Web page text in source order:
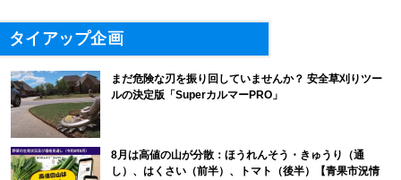
タイアップ企画
まだ危険な刃を振り回していませんか？ 安全草刈りツー
ルの決定版「SuperカルマーPRO」
8月は高値の山が分散：ほうれんそう・きゅうり（通
し）、はくさい（前半）、トマト（後半）【青果市況情